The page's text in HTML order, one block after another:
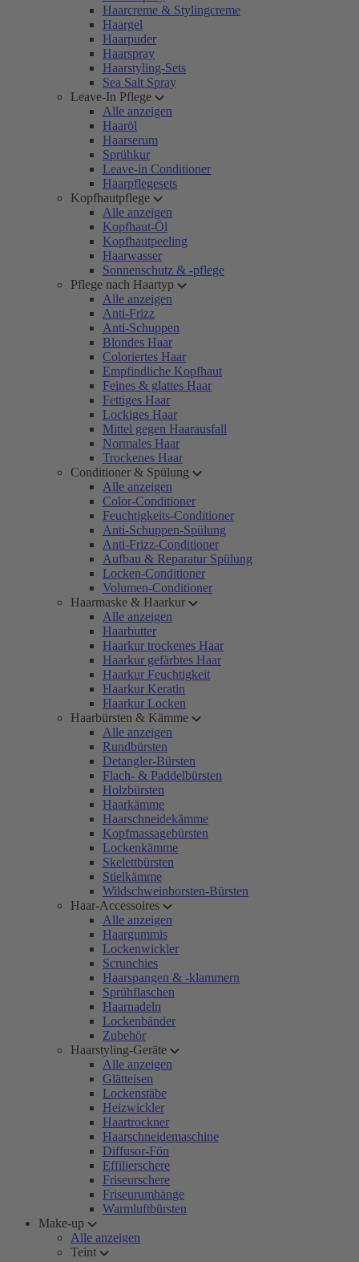
Haarcreme & Stylingcreme
Haargel
Haarpuder
Haarspray
Haarstyling-Sets
Sea Salt Spray
Leave-In Pflege
Alle anzeigen
Haaröl
Haarserum
Sprühkur
Leave-in Conditioner
Haarpflegesets
Kopfhautpflege
Alle anzeigen
Kopfhaut-Öl
Kopfhautpeeling
Haarwasser
Sonnenschutz & -pflege
Pflege nach Haartyp
Alle anzeigen
Anti-Frizz
Anti-Schuppen
Blondes Haar
Coloriertes Haar
Empfindliche Kopfhaut
Feines & glattes Haar
Fettiges Haar
Lockiges Haar
Mittel gegen Haarausfall
Normales Haar
Trockenes Haar
Conditioner & Spülung
Alle anzeigen
Color-Conditioner
Feuchtigkeits-Conditioner
Anti-Schuppen-Spülung
Anti-Frizz-Conditioner
Aufbau & Reparatur Spülung
Locken-Conditioner
Volumen-Conditioner
Haarmaske & Haarkur
Alle anzeigen
Haarbutter
Haarkur trockenes Haar
Haarkur gefärbtes Haar
Haarkur Feuchtigkeit
Haarkur Keratin
Haarkur Locken
Haarbürsten & Kämme
Alle anzeigen
Rundbürsten
Detangler-Bürsten
Flach- & Paddelbürsten
Holzbürsten
Haarkämme
Haarschneidekämme
Kopfmassagebürsten
Lockenkämme
Skelettbürsten
Stielkämme
Wildschweinborsten-Bürsten
Haar-Accessoires
Alle anzeigen
Haargummis
Lockenwickler
Scrunchies
Haarspangen & -klammern
Sprühflaschen
Haarnadeln
Lockenbänder
Zubehör
Haarstyling-Geräte
Alle anzeigen
Glätteisen
Lockenstäbe
Heizwickler
Haartrockner
Haarschneidemaschine
Diffusor-Fön
Effilierschere
Friseurschere
Friseurumhänge
Warmluftbürsten
Make-up
Alle anzeigen
Teint